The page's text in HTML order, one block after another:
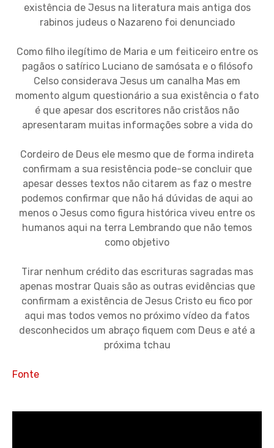
existência de Jesus na literatura mais antiga dos
rabinos judeus o Nazareno foi denunciado
Como filho ilegítimo de Maria e um feiticeiro entre os
pagãos o satírico Luciano de samósata e o filósofo
Celso considerava Jesus um canalha Mas em
momento algum questionário a sua existência o fato
é que apesar dos escritores não cristãos não
apresentaram muitas informações sobre a vida do
Cordeiro de Deus ele mesmo que de forma indireta
confirmam a sua resistência pode-se concluir que
apesar desses textos não citarem as faz o mestre
podemos confirmar que não há dúvidas de aqui ao
menos o Jesus como figura histórica viveu entre os
humanos aqui na terra Lembrando que não temos
como objetivo
Tirar nenhum crédito das escrituras sagradas mas
apenas mostrar Quais são as outras evidências que
confirmam a existência de Jesus Cristo eu fico por
aqui mas todos vemos no próximo vídeo da fatos
desconhecidos um abraço fiquem com Deus e até a
próxima tchau
Fonte